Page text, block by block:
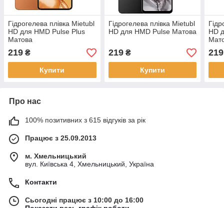
Гідрогелева плівка Mietubl
HD для HMD Pulse Plus
Матова
219 ₴
Купити
Гідрогелева плівка Mietubl
HD для HMD Pulse Матова
219₴
Купити
HD
219
Про нас
100% позитивних з 615 відгуків за рік
Працює з 25.09.2013
м. Хмельницький
вул. Київська 4, Хмельницький, Україна
Контакти
Сьогодні працює з 10:00 до 16:00